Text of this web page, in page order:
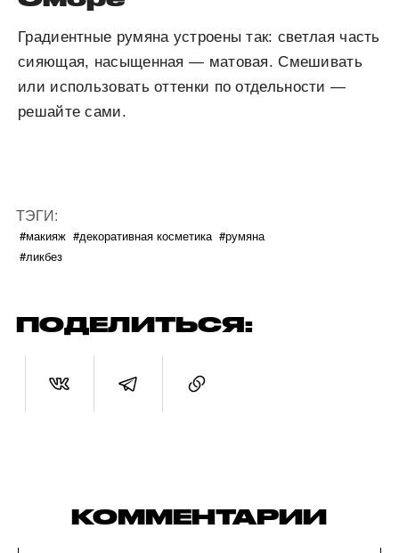
Градиентные румяна устроены так: светлая часть
сияющая, насыщенная — матовая. Смешивать
или использовать оттенки по отдельности —
решайте сами.
ТЭГИ:
#макияж #декоративная косметика #румяна
#ликбез
ПОДЕЛИТЬСЯ:
КОММЕНТАРИИ